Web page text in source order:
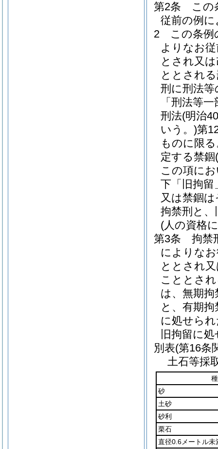
第2条
この
従前の例
2
この条例
よりなお
とされ又
ととされ
刑に刑法
「刑法等
刑法(明治
いう。)第
ものに限
定する禁錮
この項に
下「旧拘
又は禁錮
拘禁刑と
(人の資格
第3条
拘禁
によりな
ととされ
こととさ
は、無期
と、有期
に処せら
旧拘留に
別表(第16条
土石等採
砂
土砂
砂利
栗石
直径0.6メートル未